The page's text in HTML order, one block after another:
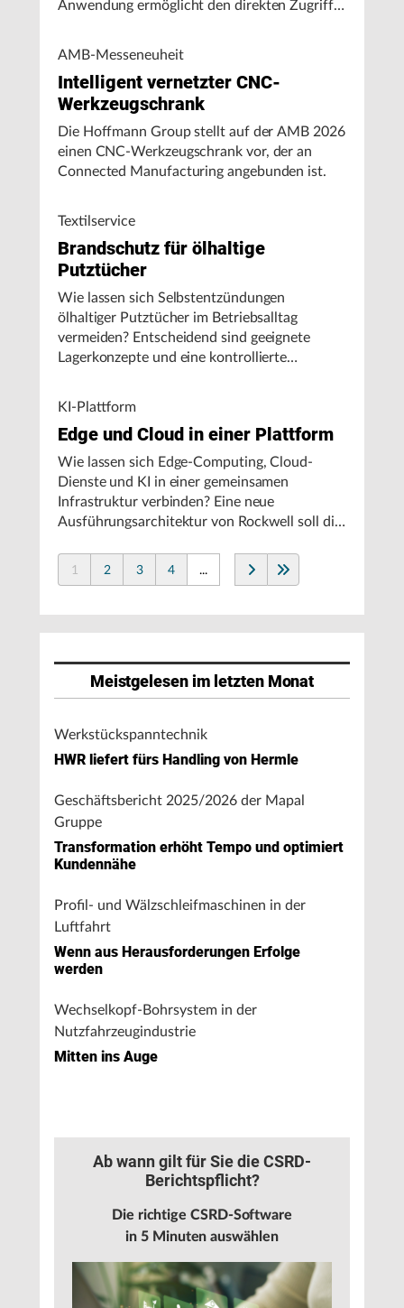
Anwendung ermöglicht den direkten Zugriff
Energieverbrauch.
AMB-Messeneuheit
Intelligent vernetzter CNC-
Werkzeugschrank
Die Hoffmann Group stellt auf der AMB 2026
einen CNC-Werkzeugschrank vor, der an
Connected Manufacturing angebunden ist.
Textilservice
Brandschutz für ölhaltige
Putztücher
Wie lassen sich Selbstentzündungen
ölhaltiger Putztücher im Betriebsalltag
vermeiden? Entscheidend sind geeignete
Lagerkonzepte und eine kontrollierte
KI-Plattform
Edge und Cloud in einer Plattform
Wie lassen sich Edge-Computing, Cloud-
Dienste und KI in einer gemeinsamen
Infrastruktur verbinden? Eine neue
Ausführungsarchitektur von Rockwell soll die
vereinfachen und den autonomen
Fertigungsbetrieb unterstützen.
1 2 3 4 ...
Meistgelesen im letzten Monat
Werkstückspanntechnik
HWR liefert fürs Handling von Hermle
Geschäftsbericht 2025/2026 der Mapal
Gruppe
Transformation erhöht Tempo und optimiert
Kundennähe
Profil- und Wälzschleifmaschinen in der
Luftfahrt
Wenn aus Herausforderungen Erfolge
werden
Wechselkopf-Bohrsystem in der
Nutzfahrzeugindustrie
Mitten ins Auge
Ab wann gilt für Sie die CSRD-
Berichtspflicht?
Die richtige CSRD-Software
in 5 Minuten auswählen